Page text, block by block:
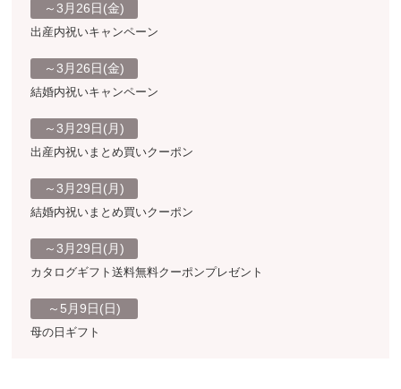
～3月26日(金)
出産内祝いキャンペーン
～3月26日(金)
結婚内祝いキャンペーン
～3月29日(月)
出産内祝いまとめ買いクーポン
～3月29日(月)
結婚内祝いまとめ買いクーポン
～3月29日(月)
カタログギフト送料無料クーポンプレゼント
～5月9日(日)
母の日ギフト